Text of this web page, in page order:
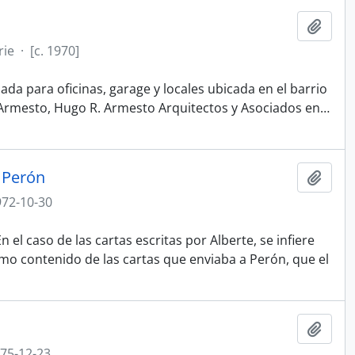
· [c. 1970]
para oficinas, garage y locales ubicada en el barrio
Hugo R. Armesto Arquitectos y Asociados en…
10-30
el caso de las cartas escritas por Alberte, se infiere
contenido de las cartas que enviaba a Perón, que el